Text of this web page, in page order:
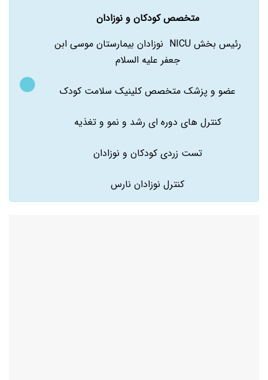
متخصص کودکان و نوزادان
رئیس بخش NICU نوزادان بیمارستان موسی ابن
جعفر علیه السلام
عضو و پزشک متخصص کلینیک سلامت کودک
کنترل های دوره ای رشد و نمو و تغذیه
تست زردی کودکان و نوزادان
کنترل نوزادان نارس